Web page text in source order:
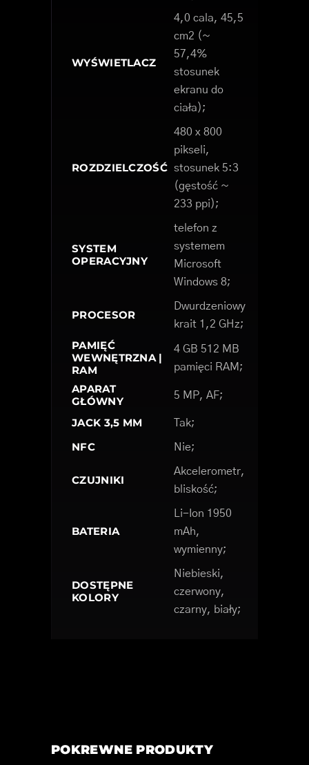
WYŚWIETLACZ
4,0 cala, 45,5
cm2 (~
57,4%
stosunek
ekranu do
ciała);
ROZDZIELCZOŚĆ
480 x 800
pikseli,
stosunek 5:3
(gęstość ~
233 ppi);
SYSTEM
OPERACYJNY
telefon z
systemem
Microsoft
Windows 8;
PROCESOR
Dwurdzeniowy
krait 1,2 GHz;
PAMIĘĆ
WEWNĘTRZNA |
RAM
4 GB 512 MB
pamięci RAM;
APARAT
GŁÓWNY
5 MP, AF;
JACK 3,5 MM Tak;
NFC Nie;
CZUJNIKI
Akcelerometr,
bliskość;
BATERIA
Li-Ion 1950
mAh,
wymienny;
DOSTĘPNE
KOLORY
Niebieski,
czerwony,
czarny, biały;
POKREWNE PRODUKTY